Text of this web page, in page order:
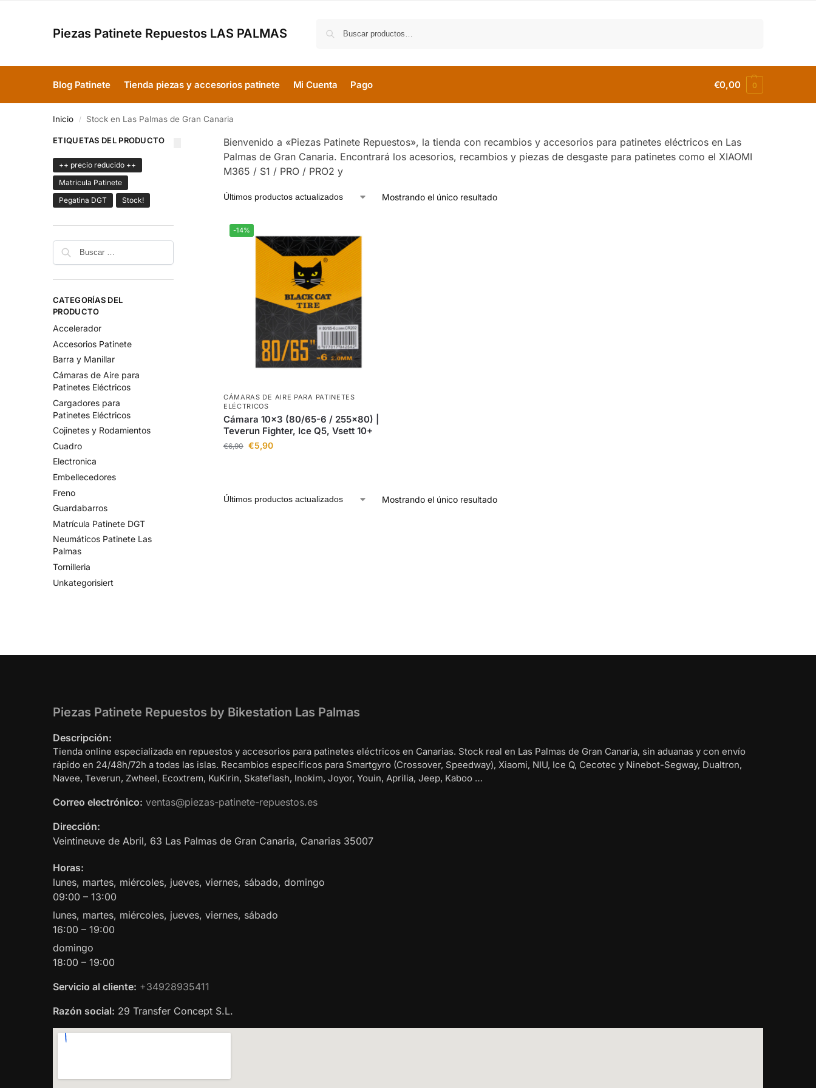
Piezas Patinete Repuestos LAS PALMAS
Blog Patinete Tienda piezas y accesorios patinete Mi Cuenta Pago €0,00 0
Inicio / Stock en Las Palmas de Gran Canaria
Bienvenido a «Piezas Patinete Repuestos», la tienda con recambios y accesorios para patinetes eléctricos en Las
Palmas de Gran Canaria. Encontrará los acesorios, recambios y piezas de desgaste para patinetes como el XIAOMI
M365 / S1 / PRO / PRO2 y
Mostrando el único resultado
-14%
CÁMARAS DE AIRE PARA PATINETES
ELÉCTRICOS
Cámara 10×3 (80/65-6 / 255×80) |
Teverun Fighter, Ice Q5, Vsett 10+
€6,90 €5,90
Mostrando el único resultado
ETIQUETAS DEL PRODUCTO
++ precio reducido ++
Matricula Patinete
Pegatina DGT
Stock!
CATEGORÍAS DEL
PRODUCTO
Accelerador
Accesorios Patinete
Barra y Manillar
Cámaras de Aire para
Patinetes Eléctricos
Cargadores para
Patinetes Eléctricos
Cojinetes y Rodamientos
Cuadro
Electronica
Embellecedores
Freno
Guardabarros
Matrícula Patinete DGT
Neumáticos Patinete Las
Palmas
Tornilleria
Unkategorisiert
Piezas Patinete Repuestos by Bikestation Las Palmas
Descripción:
Tienda online especializada en repuestos y accesorios para patinetes eléctricos en Canarias. Stock real en Las Palmas de Gran Canaria, sin aduanas y con envío
rápido en 24/48h/72h a todas las islas. Recambios específicos para Smartgyro (Crossover, Speedway), Xiaomi, NIU, Ice Q, Cecotec y Ninebot-Segway, Dualtron,
Navee, Teverun, Zwheel, Ecoxtrem, KuKirin, Skateflash, Inokim, Joyor, Youin, Aprilia, Jeep, Kaboo …
Correo electrónico: ventas@piezas-patinete-repuestos.es
Dirección:
Veintineuve de Abril, 63 Las Palmas de Gran Canaria, Canarias 35007
Horas:
lunes, martes, miércoles, jueves, viernes, sábado, domingo
09:00 – 13:00
lunes, martes, miércoles, jueves, viernes, sábado
16:00 – 19:00
domingo
18:00 – 19:00
Servicio al cliente: +34928935411
Razón social: 29 Transfer Concept S.L.